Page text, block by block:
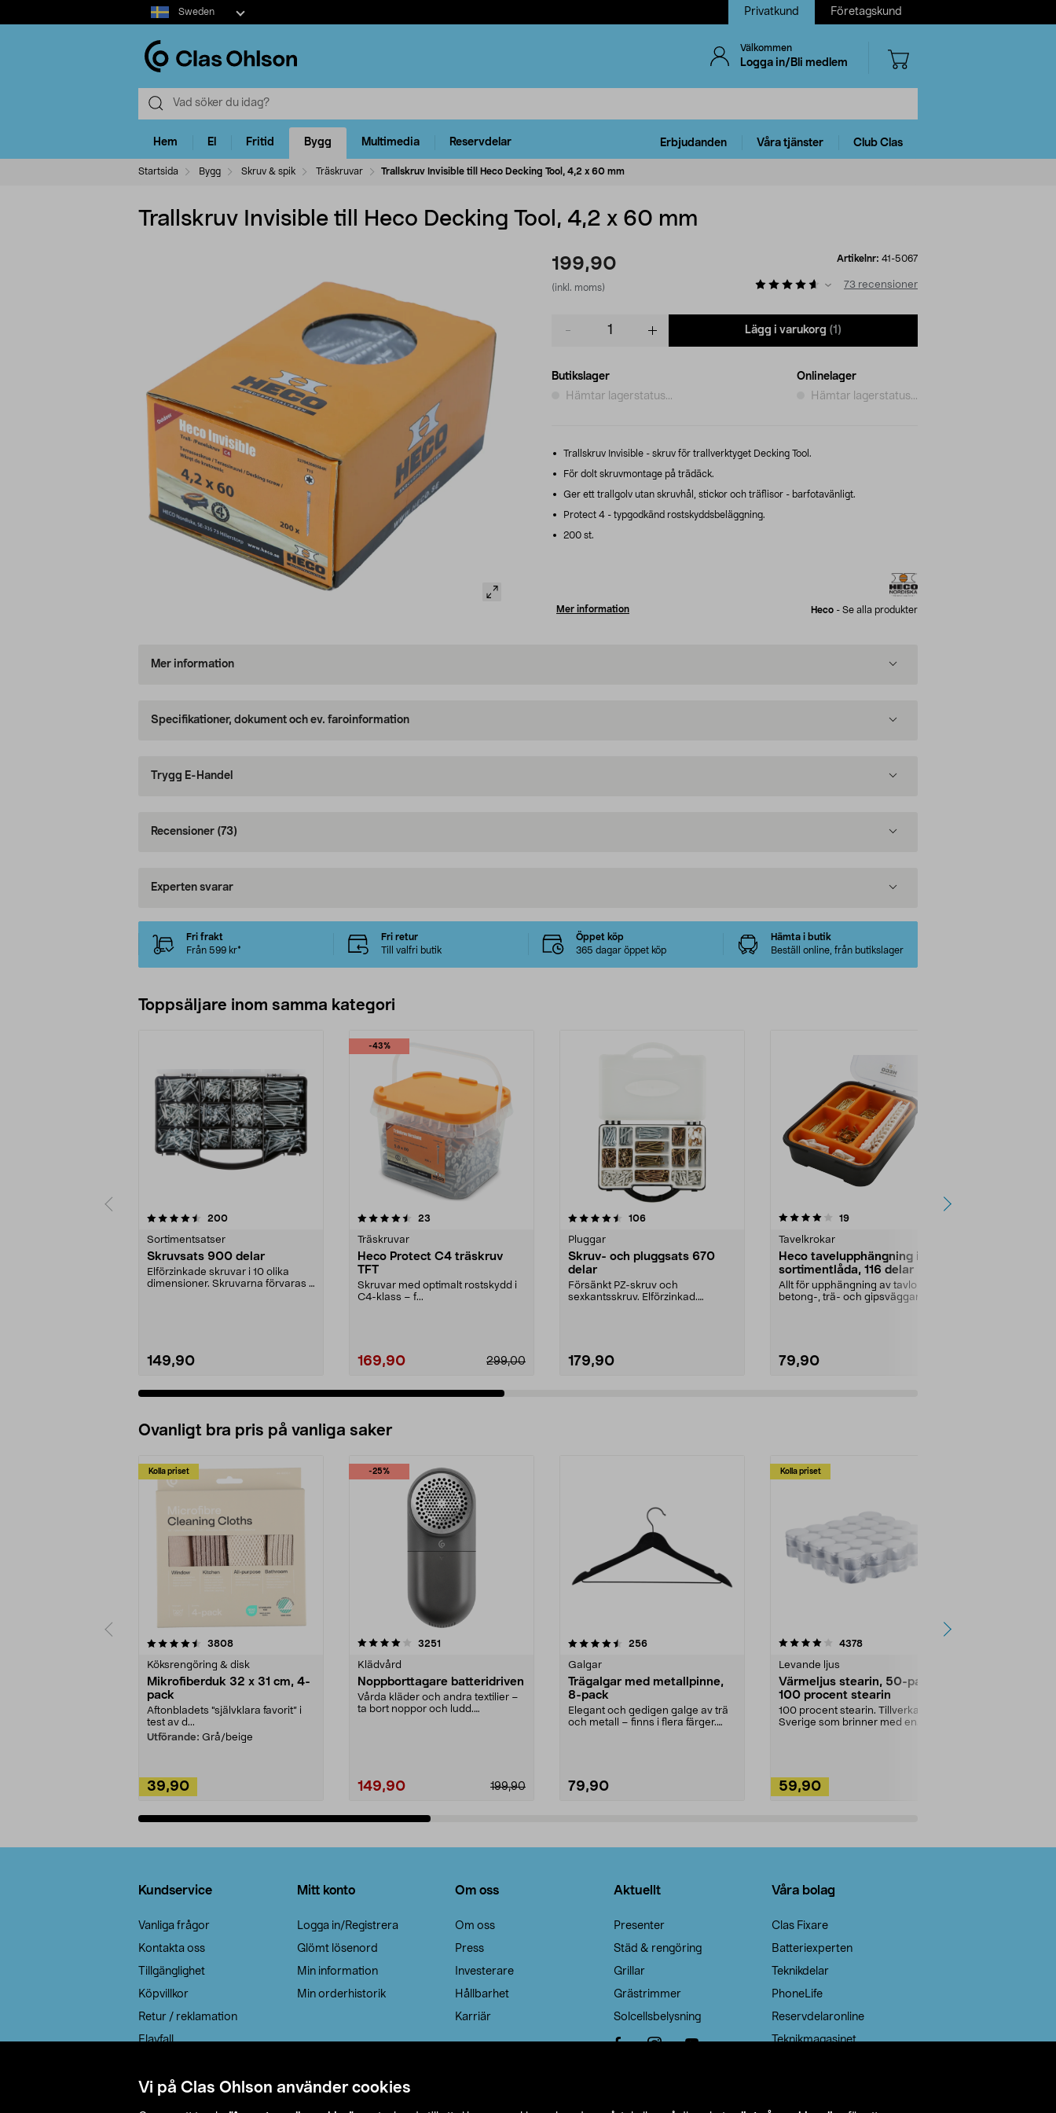
Vi på Clas Ohlson använder cookies
Select
market
Sweden Privatkund Företagskund
Välkommen
Logga in/Bli medlem
Hem El Fritid Bygg Multimedia Reservdelar Erbjudanden Våra tjänster Club Clas
Startsida Bygg Skruv & spik Träskruvar Trallskruv Invisible till Heco Decking Tool, 4,2 x 60 mm
Trallskruv Invisible till Heco Decking Tool, 4,2 x 60 mm
199,90
(inkl. moms)
Artikelnr: 41-5067
73 recensioner
Lägg i varukorg (1)
Butikslager
Hämtar lagerstatus...
Onlinelager
Hämtar lagerstatus...
Trallskruv Invisible - skruv för trallverktyget Decking Tool.
För dolt skruvmontage på trädäck.
Ger ett trallgolv utan skruvhål, stickor och träflisor - barfotavänligt.
Protect 4 - typgodkänd rostskyddsbeläggning.
200 st.
Mer information Heco - Se alla produkter
Mer information
Specifikationer, dokument och ev. faroinformation
Trygg E-Handel
Recensioner (73)
Experten svarar
Fri frakt
Från 599 kr*
Fri retur
Till valfri butik
Öppet köp
365 dagar öppet köp
Hämta i butik
Beställ online, från butikslager
Toppsäljare inom samma kategori
200recensioner
Sortimentsatser
Skruvsats 900 delar
Elförzinkade skruvar i 10 olika
dimensioner. Skruvarna förvaras i
149,90
-43%
4.5 av 5 stjärnor 23
Träskruvar
Heco Protect C4 träskruv
TFT
Skruvar med optimalt rostskydd i
C4-klass – f...
169,90 299,00
4.5 av 5 stjärnor 106recensioner
Pluggar
Skruv- och pluggsats 670
delar
Försänkt PZ-skruv och
sexkantsskruv. Elförzinkad.
179,90
4.0 av 5 stjärnor 19recensioner
Tavelkrokar
Heco tavelupphängning i
sortimentlåda, 116 delar
Allt för upphängning av tavlor i
betong-, trä- och gipsväggar.
79,90
4.5 av 5 stjärnor
Ovanligt bra pris på vanliga saker
Kolla priset
3808recensioner
Köksrengöring & disk
Mikrofiberduk 32 x 31 cm, 4-
pack
Aftonbladets "självklara favorit” i
test av d...
Utförande: Grå/beige
39,90
-25%
4.0av 5 stjärnor 3251
Klädvård
Noppborttagare batteridriven
Vårda kläder och andra textilier –
ta bort noppor och ludd.
199,90
149,90
4.5av 5 stjärnor 256recensioner
Galgar
Trägalgar med metallpinne,
8-pack
Elegant och gedigen galge av trä
och metall – finns i flera färger.
79,90
Kolla priset
4.0av 5 stjärnor 4378recensioner
Levande ljus
Värmeljus stearin, 50-pack,
100 procent stearin
100 procent stearin. Tillverkade i
Sverige som brinner med en
59,90
4.5av 5 stjärnor
Kundservice
Vanliga frågor
Kontakta oss
Tillgänglighet
Köpvillkor
Retur / reklamation
Elavfall
Leveransalternativ
Mitt konto
Logga in/Registrera
Glömt lösenord
Min information
Min orderhistorik
Om oss
Om oss
Press
Investerare
Hållbarhet
Karriär
Aktuellt
Presenter
Städ & rengöring
Grillar
Grästrimmer
Solcellsbelysning
Våra bolag
Clas Fixare
Batteriexperten
Teknikdelar
PhoneLife
Reservdelaronline
Teknikmagasinet